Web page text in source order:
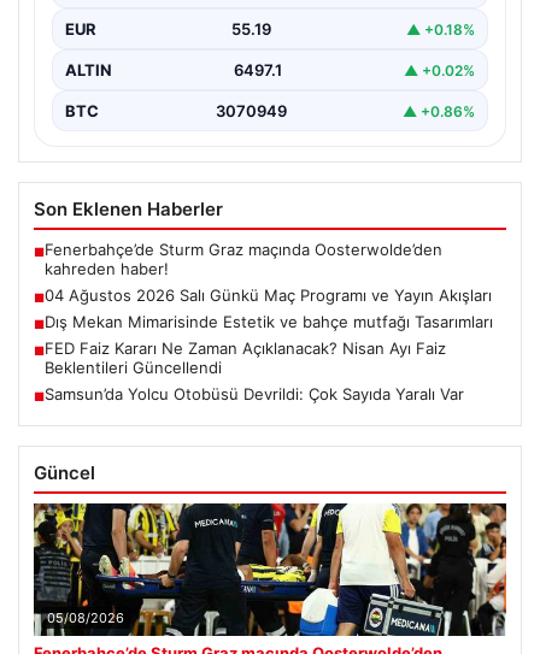
EUR 55.19 ▲ +0.18%
ALTIN 6497.1 ▲ +0.02%
BTC 3070949 ▲ +0.86%
Son Eklenen Haberler
■Fenerbahçe’de Sturm Graz maçında Oosterwolde’den
kahreden haber!
■04 Ağustos 2026 Salı Günkü Maç Programı ve Yayın Akışları
■Dış Mekan Mimarisinde Estetik ve bahçe mutfağı Tasarımları
■FED Faiz Kararı Ne Zaman Açıklanacak? Nisan Ayı Faiz
Beklentileri Güncellendi
■Samsun’da Yolcu Otobüsü Devrildi: Çok Sayıda Yaralı Var
Güncel
05/08/2026